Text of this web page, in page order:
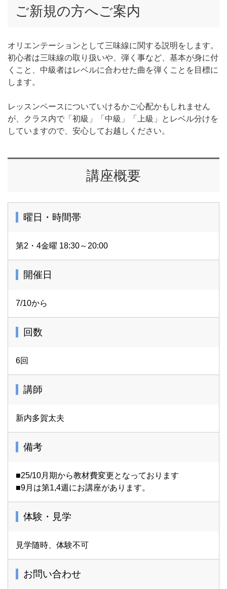
ご新規の方へご案内
オリエンテーションとして三味線に関する説明をします。
初心者は三味線の取り扱いや、弾く事など、基本が身に付
くこと、中級者はレベルに合わせた曲を弾くことを目標に
します。
レッスンペースについていけるかご心配かもしれません
が、クラス内で「初級」「中級」「上級」とレベル分けを
していますので、安心してお越しください。
講座概要
曜日・時間帯
第2・4金曜 18:30～20:00
開催日
7/10から
回数
6回
講師
新内多賀太夫
備考
■25/10月期から教材費変更となっております
■9月は第1,4週にお講座があります。
体験・見学
見学随時、体験不可
お問い合わせ